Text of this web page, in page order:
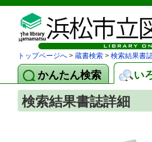
トップページへ > 蔵書検索 > 検索結果書
かんたん検索 い
検索結果書誌詳細